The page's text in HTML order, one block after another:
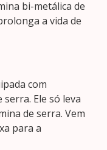
bi-metálica de
a vida de
com
Ele só leva
de serra. Vem
para a